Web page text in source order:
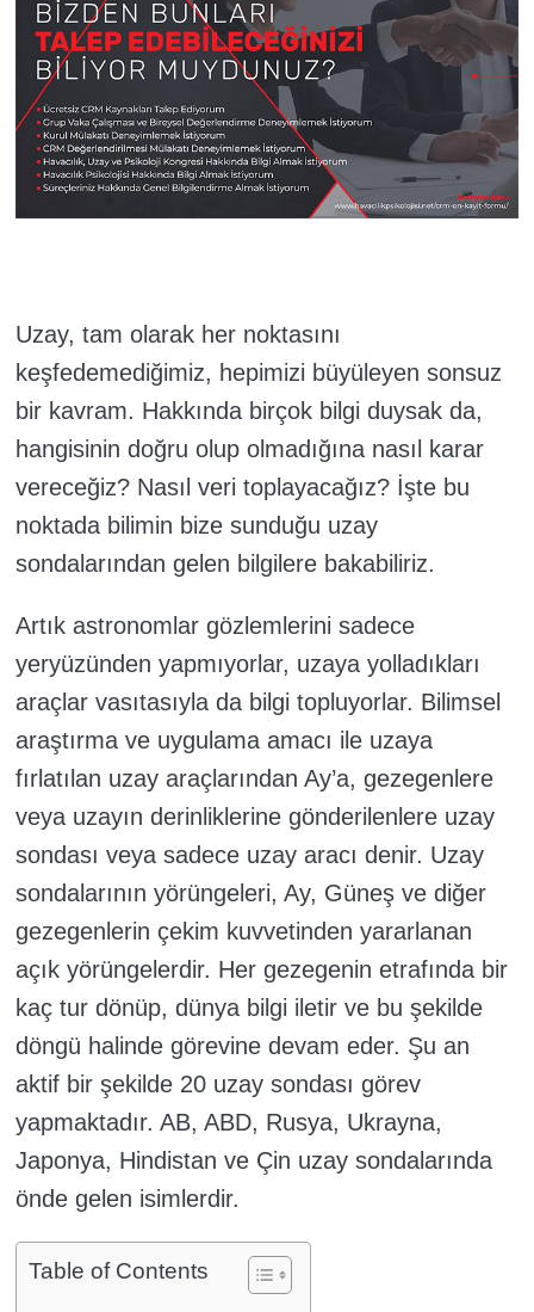
Uzay, tam olarak her noktasını
keşfedemediğimiz, hepimizi büyüleyen sonsuz
bir kavram. Hakkında birçok bilgi duysak da,
hangisinin doğru olup olmadığına nasıl karar
vereceğiz? Nasıl veri toplayacağız? İşte bu
noktada bilimin bize sunduğu uzay
sondalarından gelen bilgilere bakabiliriz.
Artık astronomlar gözlemlerini sadece
yeryüzünden yapmıyorlar, uzaya yolladıkları
araçlar vasıtasıyla da bilgi topluyorlar. Bilimsel
araştırma ve uygulama amacı ile uzaya
fırlatılan uzay araçlarından Ay’a, gezegenlere
veya uzayın derinliklerine gönderilenlere uzay
sondası veya sadece uzay aracı denir. Uzay
sondalarının yörüngeleri, Ay, Güneş ve diğer
gezegenlerin çekim kuvvetinden yararlanan
açık yörüngelerdir. Her gezegenin etrafında bir
kaç tur dönüp, dünya bilgi iletir ve bu şekilde
döngü halinde görevine devam eder. Şu an
aktif bir şekilde 20 uzay sondası görev
yapmaktadır. AB, ABD, Rusya, Ukrayna,
Japonya, Hindistan ve Çin uzay sondalarında
önde gelen isimlerdir.
Table of Contents